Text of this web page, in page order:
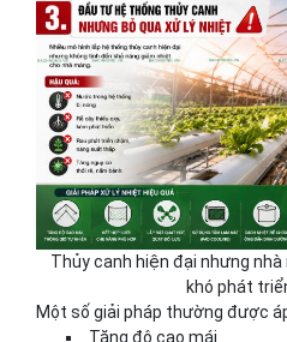
Thủy canh hiện đại nhưng
khó phát
Một số giải pháp thường được
Tăng độ cao mái